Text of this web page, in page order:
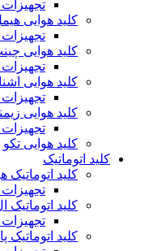
کلید هوایی
کلید هوایی
کلید هوایی
تجهیزات
کلید هوایی
کلید هوایی تکو
کلید اتوماتیک
کلید اتوماتیک
تجهیزات
کلید
کلید اتوماتیک